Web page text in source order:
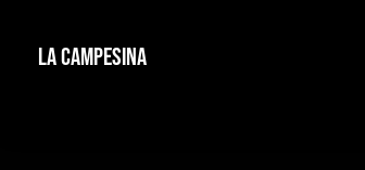
La Campesina